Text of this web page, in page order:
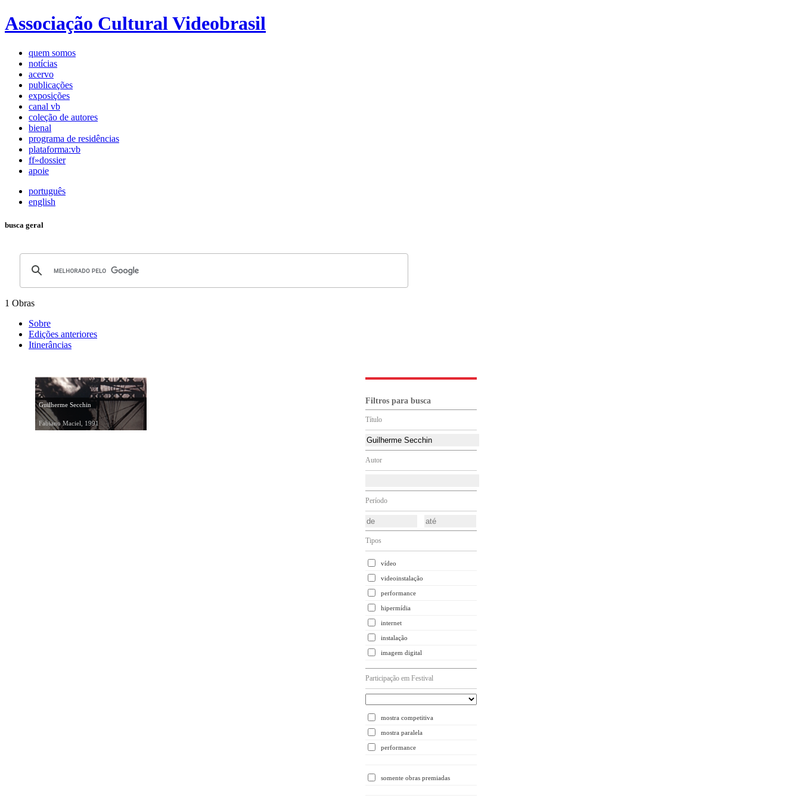
Associação Cultural Videobrasil
quem somos
notícias
acervo
publicações
exposições
canal vb
coleção de autores
bienal
programa de residências
plataforma:vb
ff»dossier
apoie
português
english
busca geral
1 Obras
Sobre
Edições anteriores
Itinerâncias
Guilherme Secchin
Fabiano Maciel, 1991
Filtros para busca
Título
Autor
Período
Tipos
vídeo
videoinstalação
performance
hipermídia
internet
instalação
imagem digital
Participação em Festival
mostra competitiva
mostra paralela
performance
somente obras premiadas